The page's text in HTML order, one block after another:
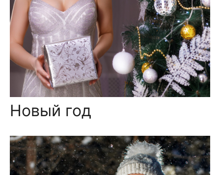
Новый год